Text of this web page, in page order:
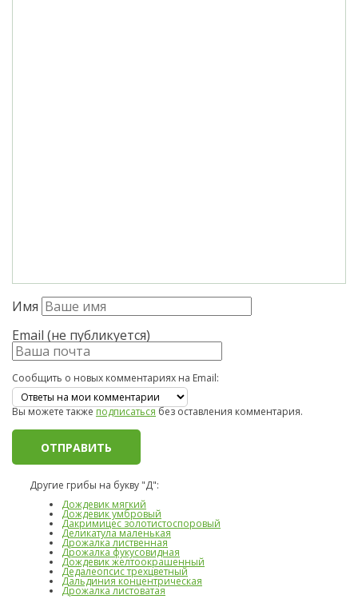
Имя
Email (не публикуется)
Сообщить о новых комментариях на Email:
Вы можете такжеподписатьсябез оставления комментария.
Другие грибы на букву "Д":
Дождевик мягкий
Дождевик умбровый
Дакримицес золотистоспоровый
Деликатула маленькая
Дрожалка лиственная
Дрожалка фукусовидная
Дождевик желтоокрашенный
Дедалеопсис трехцветный
Дальдиния концентрическая
Дрожалка листоватая